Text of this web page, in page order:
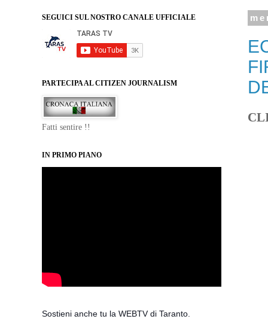
SEGUICI SUL NOSTRO CANALE UFFICIALE
PARTECIPA AL CITIZEN JOURNALISM
Fatti sentire !!
IN PRIMO PIANO
Sostieni anche tu la WEBTV di Taranto.